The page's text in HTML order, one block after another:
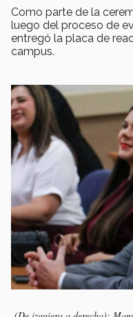
Como parte de la
luego del proceso de
entregó la placa de
campus.